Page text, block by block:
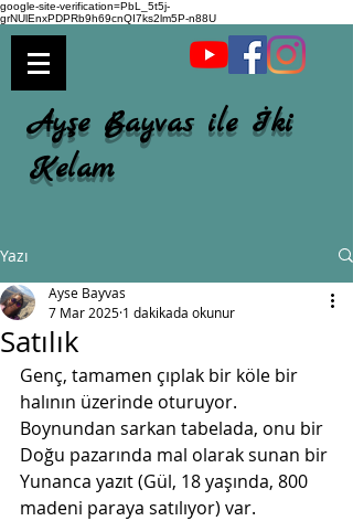
google-site-verification=PbL_5t5j-
grNUlEnxPDPRb9h69cnQI7ks2lm5P-n88U
Ayşe Bayvas ile İki
Kelam
Yazı
Satılık
Ayse Bayvas
7 Mar 2025 1 dakikada okunur
Genç, tamamen çıplak bir köle bir
halının üzerinde oturuyor.
Boynundan sarkan tabelada, onu bir
Doğu pazarında mal olarak sunan bir
Yunanca yazıt (Gül, 18 yaşında, 800
madeni paraya satılıyor) var.